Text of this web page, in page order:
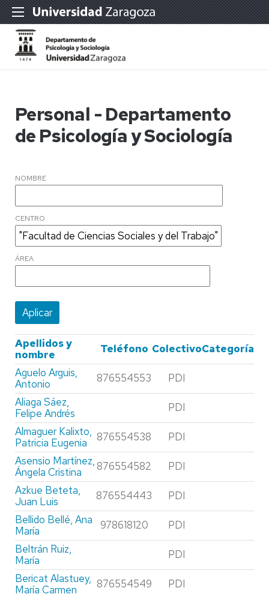
Personal - Departamento
de Psicología y Sociología
NOMBRE
CENTRO
ÁREA
Apellidos y
nombre
Teléfono ColectivoCategoría
Aguelo Arguis,
Antonio
876554553
PDI
Aliaga Sáez,
Felipe Andrés
PDI
Almaguer Kalixto,
Patricia Eugenia
876554538
PDI
Asensio Martínez,
Ángela Cristina
876554582
PDI
Azkue Beteta,
Juan Luis
876554443
PDI
Bellido Bellé, Ana
María
978618120
PDI
Beltrán Ruiz,
María
PDI
Bericat Alastuey,
María Carmen
876554549
PDI